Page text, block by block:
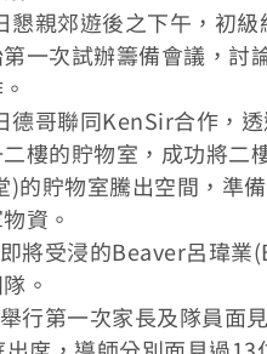
懇親郊遊後之下午，初級
一次試辦籌備會議，討
德哥聯同KenSir合作，
樓的貯物室，成功將二
)的貯物室騰出空間，準
資。
將受浸的Beaver呂瑋業
。
行第一次家長及隊員面